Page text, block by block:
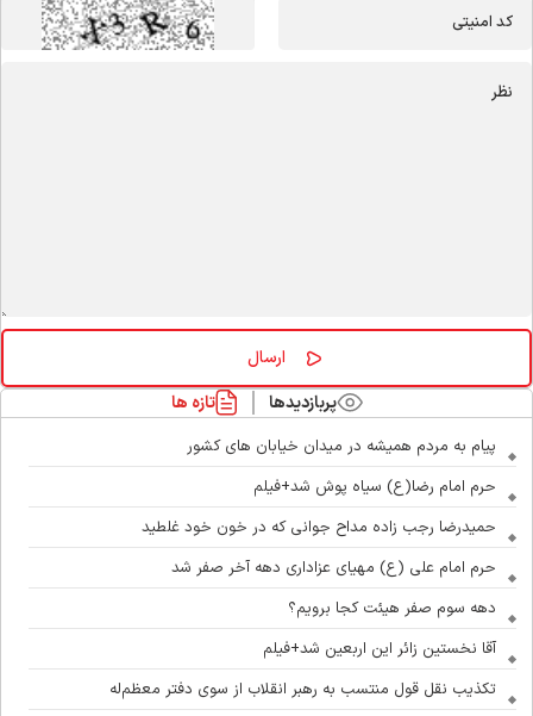
پربازدیدها تازه ها
پیام به مردم همیشه در میدان خیابان های کشور
حرم امام رضا(ع) سیاه پوش شد+فیلم
حمیدرضا رجب زاده مداح جوانی که در خون خود غلطید
حرم امام علی (ع) مهیای عزاداری دهه آخر صفر شد
دهه سوم صفر هیئت کجا برویم؟
آقا نخستین زائر این اربعین شد+فیلم
تکذیب نقل قول منتسب به رهبر انقلاب از سوی دفتر معظم‌له